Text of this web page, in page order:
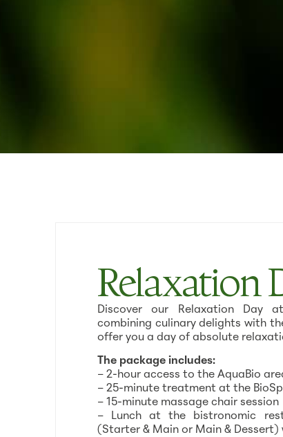
Relaxation
Discover our Relaxation Day
combining culinary delights with
offer you a day of absolute
The package includes:
– 2-hour access to the AquaBio
– 25-minute treatment at the
– 15-minute massage chair session
– Lunch at the bistronomic
(Starter & Main or Main & Dessert)